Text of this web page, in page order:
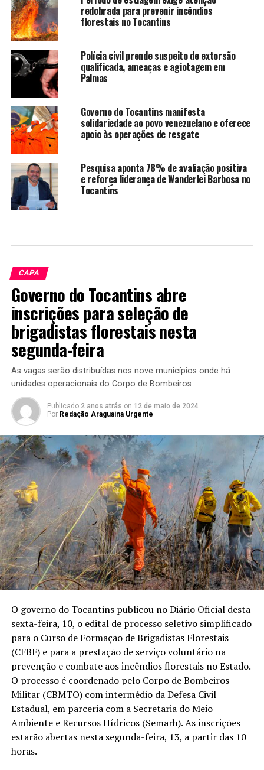
redobrada para prevenir incêndios
florestais no Tocantins
Polícia civil prende suspeito de extorsão
qualificada, ameaças e agiotagem em
Palmas
Governo do Tocantins manifesta
solidariedade ao povo venezuelano e oferece
apoio às operações de resgate
Pesquisa aponta 78% de avaliação positiva
e reforça liderança de Wanderlei Barbosa no
Tocantins
CAPA
Governo do Tocantins abre
inscrições para seleção de
brigadistas florestais nesta
segunda-feira
As vagas serão distribuídas nos nove municípios onde há
unidades operacionais do Corpo de Bombeiros
Publicado 2 anos atrás on 12 de maio de 2024
Por Redação Araguaina Urgente
O governo do Tocantins publicou no Diário Oficial desta
sexta-feira, 10, o edital de processo seletivo simplificado
para o Curso de Formação de Brigadistas Florestais
(CFBF) e para a prestação de serviço voluntário na
prevenção e combate aos incêndios florestais no Estado.
O processo é coordenado pelo Corpo de Bombeiros
Militar (CBMTO) com intermédio da Defesa Civil
Estadual, em parceria com a Secretaria do Meio
Ambiente e Recursos Hídricos (Semarh). As inscrições
estarão abertas nesta segunda-feira, 13, a partir das 10
horas.